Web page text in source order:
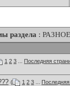
раздела : РАЗНОЕ
1 2 3
Последняя
( 1 2 3